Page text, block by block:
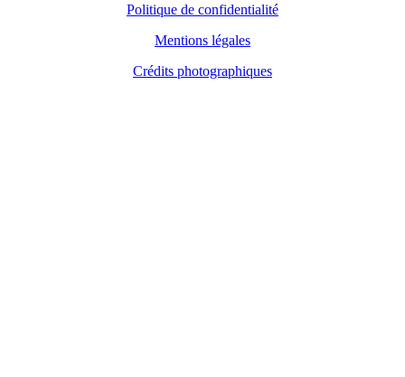
Politique de confidentialité
Mentions légales
Crédits photographiques